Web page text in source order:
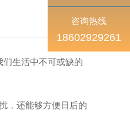
生活中不可或缺的
，还能够方便日后的
咨询热线
18602929261